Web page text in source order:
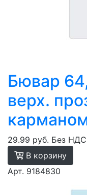
Бювар
верх.
29.99 руб. Без НДС
В корзину
Арт. 9184830